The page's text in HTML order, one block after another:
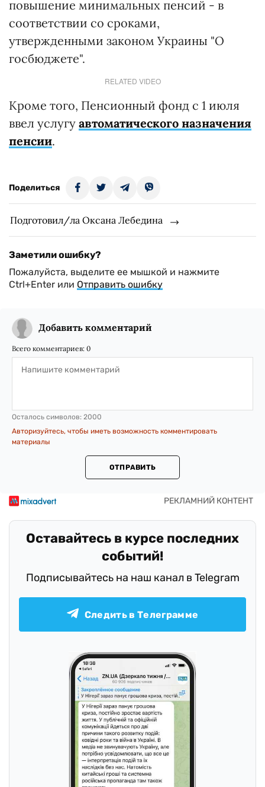
повышение минимальных пенсий - в
соответствии со сроками,
утвержденными законом Украины "О
госбюджете".
RELATED VIDEO
Кроме того, Пенсионный фонд с 1 июля
ввел услугу автоматического назначения
пенсии.
Поделиться
Подготовил/ла Оксана Лебедина
Заметили ошибку?
Пожалуйста, выделите ее мышкой и нажмите
Ctrl+Enter или Отправить ошибку
Добавить комментарий
Всего комментариев: 0
Осталось символов: 2000
Авторизуйтесь, чтобы иметь возможность комментировать
материалы
ОТПРАВИТЬ
Оставайтесь в курсе последних
событий!
Подписывайтесь на наш канал в Telegram
Следить в Телеграмме